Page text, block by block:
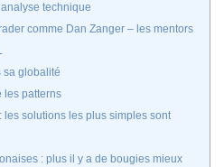
technique
comme Dan Zanger – les mentors
sa globalité
les patterns
solutions les plus simples sont
: plus il y a de bougies mieux